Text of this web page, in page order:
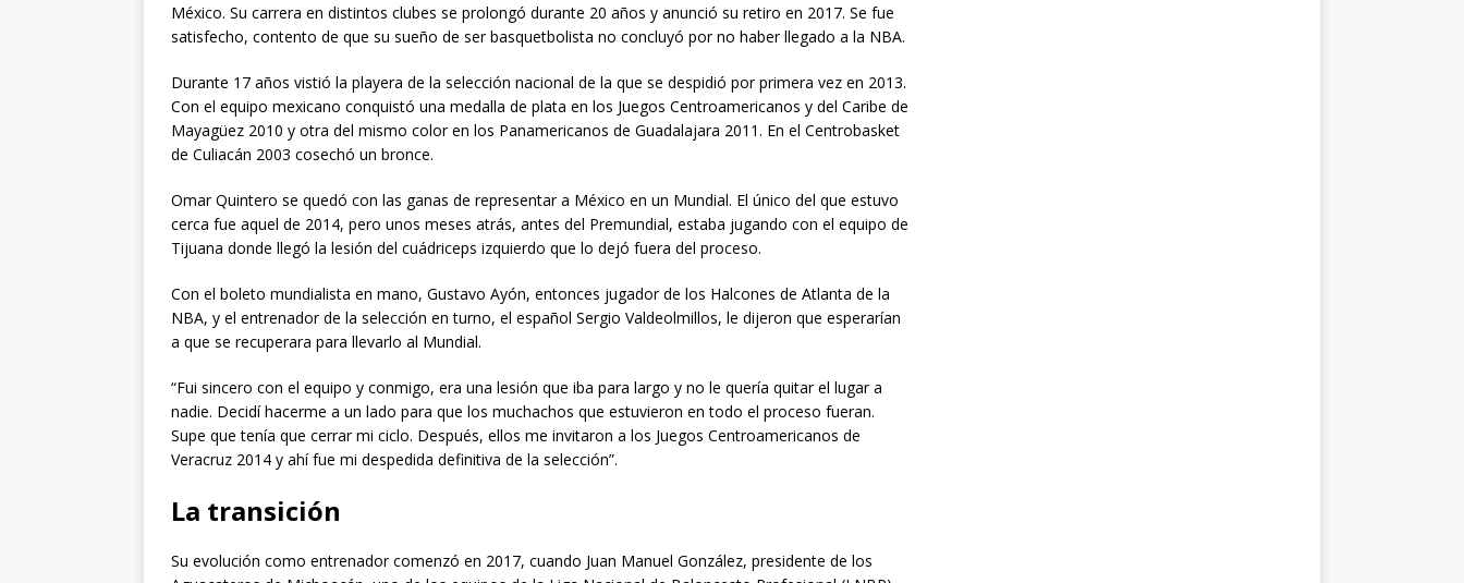
México. Su carrera en distintos clubes se prolongó durante 20 años y anunció su retiro en 2017. Se fue
satisfecho, contento de que su sueño de ser basquetbolista no concluyó por no haber llegado a la NBA.
Durante 17 años vistió la playera de la selección nacional de la que se despidió por primera vez en 2013.
Con el equipo mexicano conquistó una medalla de plata en los Juegos Centroamericanos y del Caribe de
Mayagüez 2010 y otra del mismo color en los Panamericanos de Guadalajara 2011. En el Centrobasket
de Culiacán 2003 cosechó un bronce.
Omar Quintero se quedó con las ganas de representar a México en un Mundial. El único del que estuvo
cerca fue aquel de 2014, pero unos meses atrás, antes del Premundial, estaba jugando con el equipo de
Tijuana donde llegó la lesión del cuádriceps izquierdo que lo dejó fuera del proceso.
Con el boleto mundialista en mano, Gustavo Ayón, entonces jugador de los Halcones de Atlanta de la
NBA, y el entrenador de la selección en turno, el español Sergio Valdeolmillos, le dijeron que esperarían
a que se recuperara para llevarlo al Mundial.
“Fui sincero con el equipo y conmigo, era una lesión que iba para largo y no le quería quitar el lugar a
nadie. Decidí hacerme a un lado para que los muchachos que estuvieron en todo el proceso fueran.
Supe que tenía que cerrar mi ciclo. Después, ellos me invitaron a los Juegos Centroamericanos de
Veracruz 2014 y ahí fue mi despedida definitiva de la selección”.
La transición
Su evolución como entrenador comenzó en 2017, cuando Juan Manuel González, presidente de los